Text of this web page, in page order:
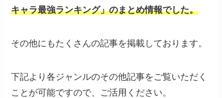
キャラ最強ランキング」のまとめ情報でした。
その他にもたくさんの記事を掲載しております。
下記より各ジャンルのその他記事をご覧いただく
ことが可能ですので、ご活用ください。